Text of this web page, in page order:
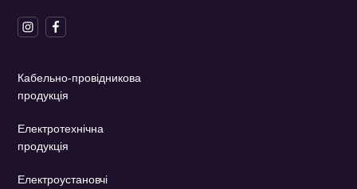
Кабельно-провідникова
продукція
Електротехнічна
продукція
Електроустановчі